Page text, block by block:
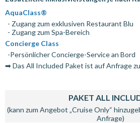
AquaClass®
- Zugang zum exklusiven Restaurant Blu
- Zugang zum Spa-Bereich
Concierge Class
-Persönlicher Concierge-Service an Bord
➡ Das All Included Paket ist auf Anfrage
PAKET ALL
(kann zum Angebot „Cruise Only“
Anfrage)